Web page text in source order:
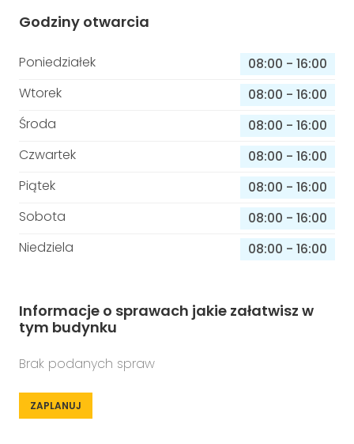
Godziny otwarcia
Poniedziałek 08:00 - 16:00
Wtorek
08:00 - 16:00
Środa
08:00 - 16:00
Czwartek
08:00 - 16:00
Piątek
08:00 - 16:00
Sobota
08:00 - 16:00
Niedziela
08:00 - 16:00
Informacje o sprawach jakie załatwisz w
tym budynku
Brak podanych spraw
ZAPLANUJ